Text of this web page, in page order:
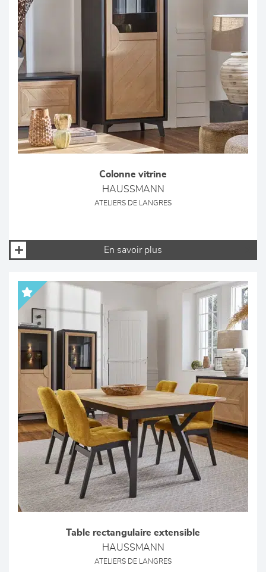
Colonne vitrine
HAUSSMANN
ATELIERS DE LANGRES
En savoir plus
Table rectangulaire extensible
HAUSSMANN
ATELIERS DE LANGRES